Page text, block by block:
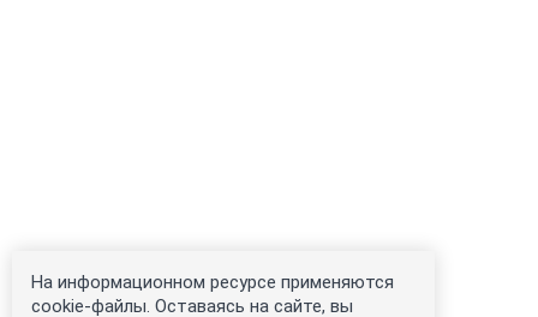
На информационном ресурсе применяются
cookie-файлы. Оставаясь на сайте, вы